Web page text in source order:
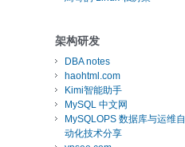
架构研发
DBA notes
haohtml.com
Kimi智能助手
MySQL 中文网
MySQLOPS 数据库与运维自
动化技术分享